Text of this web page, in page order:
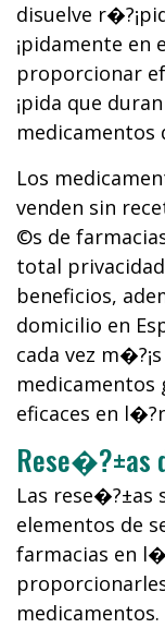
disuelve
¡pidamente
proporcionar
¡pida que
medicamentos
Los
venden sin
©s de
total
beneficios,
domicilio en
cada vez
medicamentos
eficaces en
Rese�?±as
Las rese�?±as
elementos de
farmacias en